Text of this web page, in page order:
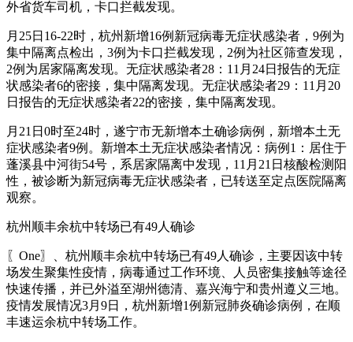
外省货车司机，卡口拦截发现。
月25日16-22时，杭州新增16例新冠病毒无症状感染者，9例为
集中隔离点检出，3例为卡口拦截发现，2例为社区筛查发现，
2例为居家隔离发现。无症状感染者28：11月24日报告的无症
状感染者6的密接，集中隔离发现。无症状感染者29：11月20
日报告的无症状感染者22的密接，集中隔离发现。
月21日0时至24时，遂宁市无新增本土确诊病例，新增本土无
症状感染者9例。新增本土无症状感染者情况：病例1：居住于
蓬溪县中河街54号，系居家隔离中发现，11月21日核酸检测阳
性，被诊断为新冠病毒无症状感染者，已转送至定点医院隔离
观察。
杭州顺丰余杭中转场已有49人确诊
〖One〗、杭州顺丰余杭中转场已有49人确诊，主要因该中转
场发生聚集性疫情，病毒通过工作环境、人员密集接触等途径
快速传播，并已外溢至湖州德清、嘉兴海宁和贵州遵义三地。
疫情发展情况3月9日，杭州新增1例新冠肺炎确诊病例，在顺
丰速运余杭中转场工作。